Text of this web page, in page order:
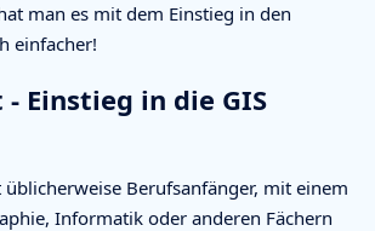
man es mit dem Einstieg in den
einfacher!
- Einstieg in die GIS
üblicherweise Berufsanfänger, mit einem
Informatik oder anderen Fächern